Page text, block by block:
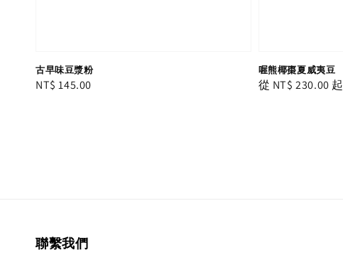
古早味豆漿粉
Regular
NT$ 145.00
喔熊椰棗夏威夷豆
Regular
從 NT$ 230.00 起
聯繫我們